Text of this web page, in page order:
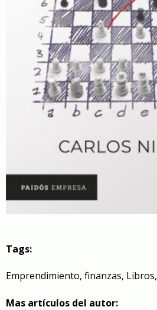
Tags:
Emprendimiento, finanzas, Libros,
Mas artículos del autor: